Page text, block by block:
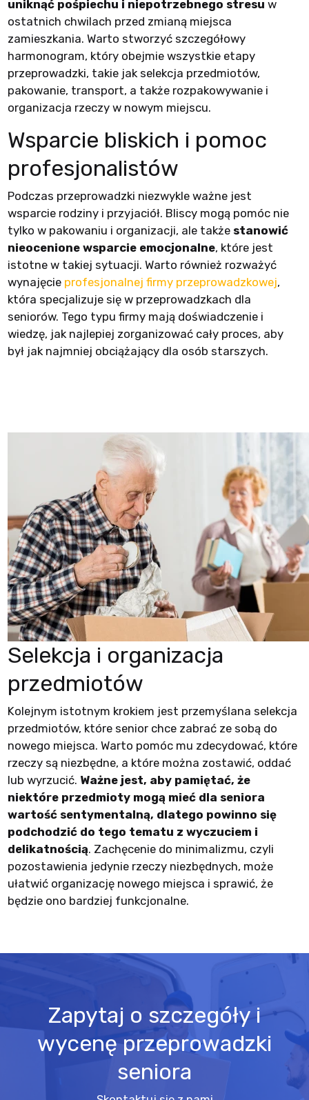
uniknąć pośpiechu i niepotrzebnego stresu w
ostatnich chwilach przed zmianą miejsca
zamieszkania. Warto stworzyć szczegółowy
harmonogram, który obejmie wszystkie etapy
przeprowadzki, takie jak selekcja przedmiotów,
pakowanie, transport, a także rozpakowywanie i
organizacja rzeczy w nowym miejscu.
Wsparcie bliskich i pomoc
profesjonalistów
Podczas przeprowadzki niezwykle ważne jest
wsparcie rodziny i przyjaciół. Bliscy mogą pomóc nie
tylko w pakowaniu i organizacji, ale także stanowić
nieocenione wsparcie emocjonalne, które jest
istotne w takiej sytuacji. Warto również rozważyć
wynajęcie profesjonalnej firmy przeprowadzkowej,
która specjalizuje się w przeprowadzkach dla
seniorów. Tego typu firmy mają doświadczenie i
wiedzę, jak najlepiej zorganizować cały proces, aby
był jak najmniej obciążający dla osób starszych.
Selekcja i organizacja
przedmiotów
Kolejnym istotnym krokiem jest przemyślana selekcja
przedmiotów, które senior chce zabrać ze sobą do
nowego miejsca. Warto pomóc mu zdecydować, które
rzeczy są niezbędne, a które można zostawić, oddać
lub wyrzucić. Ważne jest, aby pamiętać, że
niektóre przedmioty mogą mieć dla seniora
wartość sentymentalną, dlatego powinno się
podchodzić do tego tematu z wyczuciem i
delikatnością. Zachęcenie do minimalizmu, czyli
pozostawienia jedynie rzeczy niezbędnych, może
ułatwić organizację nowego miejsca i sprawić, że
będzie ono bardziej funkcjonalne.
Zapytaj o szczegóły i
wycenę przeprowadzki
seniora